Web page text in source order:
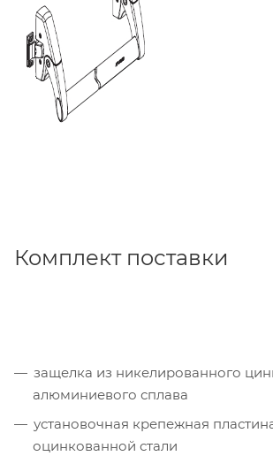
Комплект поставки
защелка из никелированного
алюминиевого сплава
установочная крепежная
оцинкованной стали